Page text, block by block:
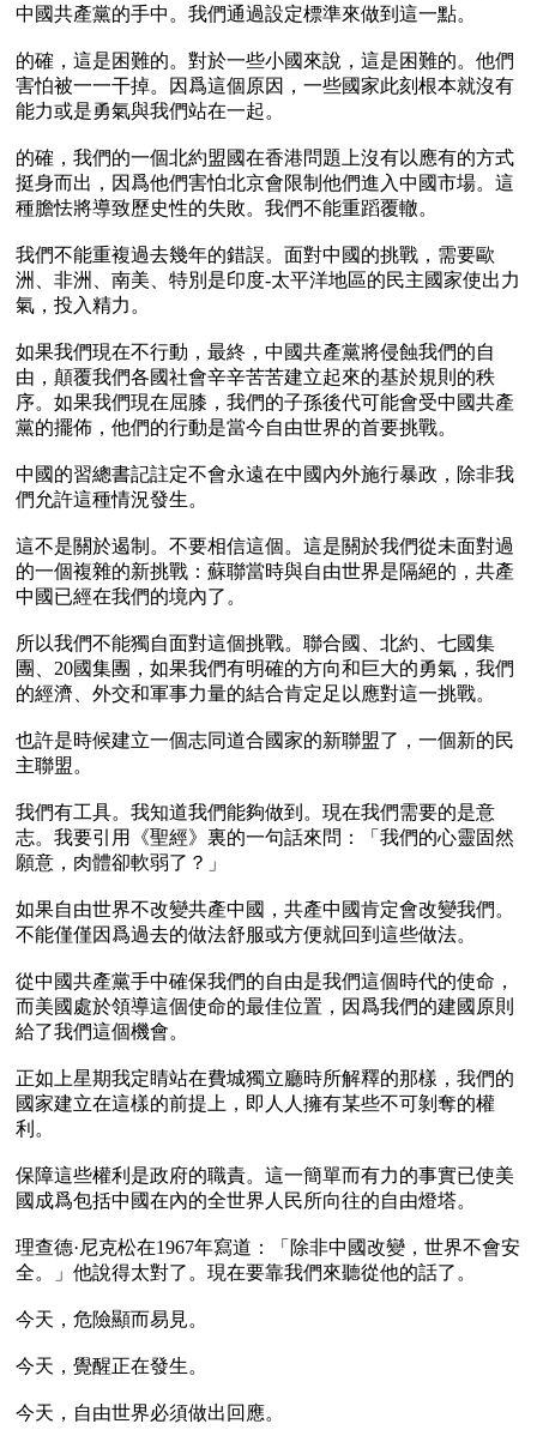
中國共產黨的手中。我們通過設定標準來做到這一點。
的確，這是困難的。對於一些小國來說，這是困難的。他們
害怕被一一干掉。因爲這個原因，一些國家此刻根本就沒有
能力或是勇氣與我們站在一起。
的確，我們的一個北約盟國在香港問題上沒有以應有的方式
挺身而出，因爲他們害怕北京會限制他們進入中國市場。這
種膽怯將導致歷史性的失敗。我們不能重蹈覆轍。
我們不能重複過去幾年的錯誤。面對中國的挑戰，需要歐
洲、非洲、南美、特別是印度-太平洋地區的民主國家使出力
氣，投入精力。
如果我們現在不行動，最終，中國共產黨將侵蝕我們的自
由，顛覆我們各國社會辛辛苦苦建立起來的基於規則的秩
序。如果我們現在屈膝，我們的子孫後代可能會受中國共產
黨的擺佈，他們的行動是當今自由世界的首要挑戰。
中國的習總書記註定不會永遠在中國內外施行暴政，除非我
們允許這種情況發生。
這不是關於遏制。不要相信這個。這是關於我們從未面對過
的一個複雜的新挑戰：蘇聯當時與自由世界是隔絕的，共產
中國已經在我們的境內了。
所以我們不能獨自面對這個挑戰。聯合國、北約、七國集
團、20國集團，如果我們有明確的方向和巨大的勇氣，我們
的經濟、外交和軍事力量的結合肯定足以應對這一挑戰。
也許是時候建立一個志同道合國家的新聯盟了，一個新的民
主聯盟。
我們有工具。我知道我們能夠做到。現在我們需要的是意
志。我要引用《聖經》裏的一句話來問：「我們的心靈固然
願意，肉體卻軟弱了？」
如果自由世界不改變共產中國，共產中國肯定會改變我們。
不能僅僅因爲過去的做法舒服或方便就回到這些做法。
從中國共產黨手中確保我們的自由是我們這個時代的使命，
而美國處於領導這個使命的最佳位置，因爲我們的建國原則
給了我們這個機會。
正如上星期我定睛站在費城獨立廳時所解釋的那樣，我們的
國家建立在這樣的前提上，即人人擁有某些不可剝奪的權
利。
保障這些權利是政府的職責。這一簡單而有力的事實已使美
國成爲包括中國在內的全世界人民所向往的自由燈塔。
理查德·尼克松在1967年寫道：「除非中國改變，世界不會安
全。」他說得太對了。現在要靠我們來聽從他的話了。
今天，危險顯而易見。
今天，覺醒正在發生。
今天，自由世界必須做出回應。